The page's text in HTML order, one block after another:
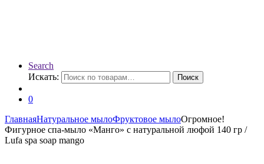
Search
Искать:
Поиск
0
ГлавнаяНатуральное мылоФруктовое мылоОгромное!
Фигурное спа-мыло «Манго» c натуральной люфой 140 гр /
Lufa spa soap mango